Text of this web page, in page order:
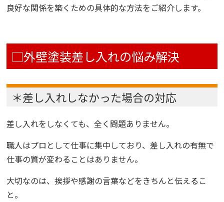
良好な関係を築くための具体的な方法をご紹介します。
□外壁塗装差し入れの悩み解決
＊差し入れしなかった場合の対応
差し入れをしなくても、全く問題ありません。
職人はプロとして仕事に集中しており、差し入れの有無で
仕事の質が変わることはありません。
大切なのは、挨拶や感謝の言葉などをきちんと伝えるこ
と。